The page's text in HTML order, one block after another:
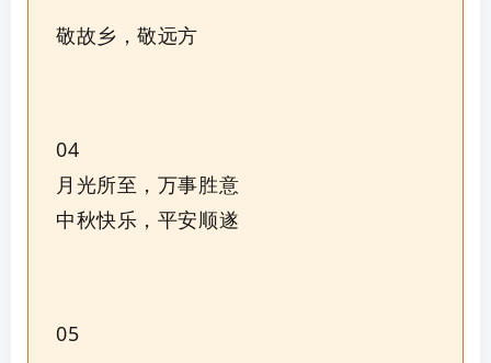
敬故乡，敬远方
04
月光所至，万事胜意
中秋快乐，平安顺遂
05